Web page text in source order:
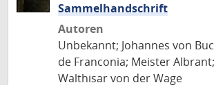
Sammelhandschrift
Autoren
Unbekannt; Johannes von
de Franconia; Meister
Walthisar von der Wage